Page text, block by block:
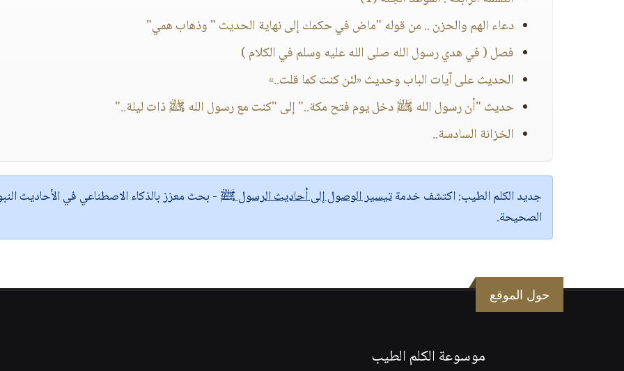
دعاء الهم والحزن .. من قوله "ماض في حكمك إلى نهاية الحديث " وذهاب همي"
فصل ( في هدي رسول الله صلى الله عليه وسلم في الكلام )
الحديث على آيات الباب وحديث «لئن كنت كما قلت..»
حديث "أن رسول الله ﷺ دخل يوم فتح مكة.." إلى "كنت مع رسول الله ﷺ ذات ليلة.."
الخزانة السادسة..
جديد الكلم الطيب:اكتشف خدمةتيسير الوصول إلى أحاديث الرسول ﷺ - بحث معزز بالذكاء الاصطناعي في الأحاديث
الصحيحة.
حول الموقع
موسوعة الكلم الطيب